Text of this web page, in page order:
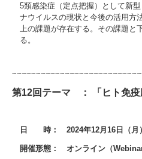
5類感染症（定点把握）として新
ナウイルスの現状と今後の活用方
上の課題が存在する。その課題と
る。
第12回テーマ ： 「ヒト免疫
日 時： 2024年12月16日（月
開催形態： オンライン（